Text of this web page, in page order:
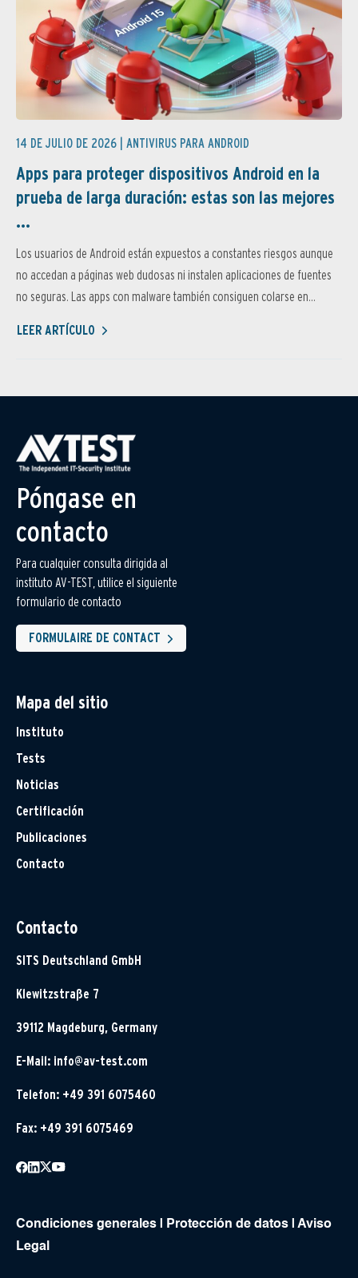
14 DE JULIO DE 2026 | ANTIVIRUS PARA ANDROID
Apps para proteger dispositivos Android en la
prueba de larga duración: estas son las mejores
...
Los usuarios de Android están expuestos a constantes riesgos aunque
no accedan a páginas web dudosas ni instalen aplicaciones de fuentes
no seguras. Las apps con malware también consiguen colarse en...
LEER ARTÍCULO
Póngase en
contacto
Para cualquier consulta dirigida al
instituto AV-TEST, utilice el siguiente
formulario de contacto
FORMULAIRE DE CONTACT
Mapa del sitio
Instituto
Tests
Noticias
Certificación
Publicaciones
Contacto
Contacto
SITS Deutschland GmbH
Klewitzstraße 7
39112 Magdeburg, Germany
E-Mail: info@av-test.com
Telefon: +49 391 6075460
Fax: +49 391 6075469
Condiciones generales | Protección de datos | Aviso
Legal